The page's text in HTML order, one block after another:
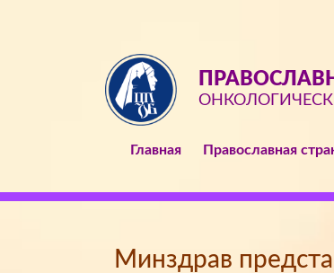
Главная Православная
Минздрав